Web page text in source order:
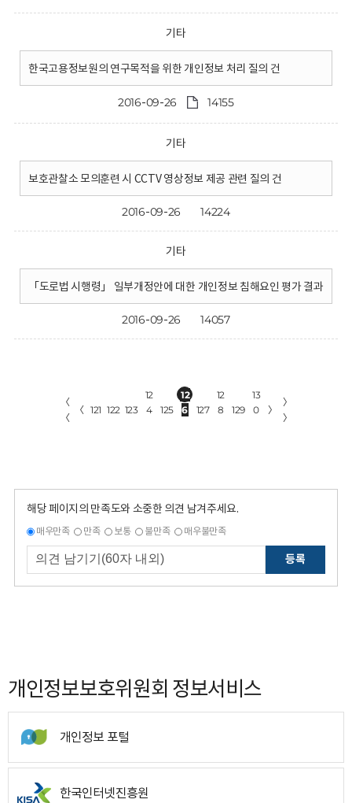
기타
한국고용정보원의 연구목적을 위한 개인정보 처리 질의 건
2016-09-26 14155
기타
보호관찰소 모의훈련 시 CCTV 영상정보 제공 관련 질의 건
2016-09-26 14224
기타
「도로법 시행령」 일부개정안에 대한 개인정보 침해요인 평가 결과
2016-09-26 14057
〈
〈
〈 121 122 123
12
4
125
12
6
127
12
8
129
13
0
〉
〉
〉
해당 페이지의 만족도와 소중한 의견 남겨주세요.
매우만족 만족 보통 불만족 매우불만족
등록
개인정보보호위원회 정보서비스
개인정보 포털
한국인터넷진흥원